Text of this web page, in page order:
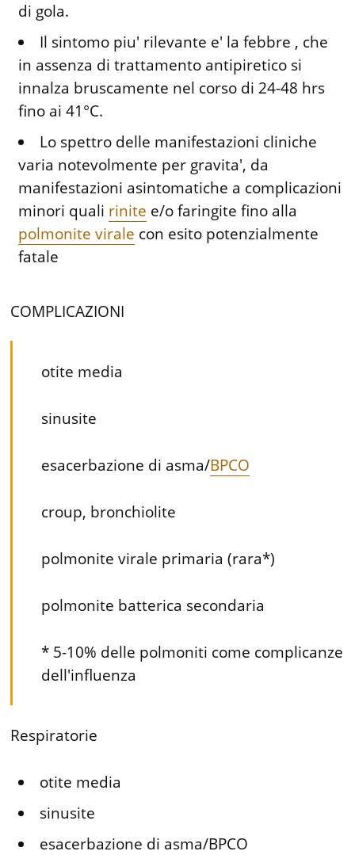
di gola.
Il sintomo piu' rilevante e' la febbre , che
in assenza di trattamento antipiretico si
innalza bruscamente nel corso di 24-48 hrs
fino ai 41°C.
Lo spettro delle manifestazioni cliniche
varia notevolmente per gravita', da
manifestazioni asintomatiche a complicazioni
minori quali rinite e/o faringite fino alla
polmonite virale con esito potenzialmente
fatale
COMPLICAZIONI
otite media
sinusite
esacerbazione di asma/BPCO
croup, bronchiolite
polmonite virale primaria (rara*)
polmonite batterica secondaria
* 5-10% delle polmoniti come complicanze
dell'influenza
Respiratorie
otite media
sinusite
esacerbazione di asma/BPCO